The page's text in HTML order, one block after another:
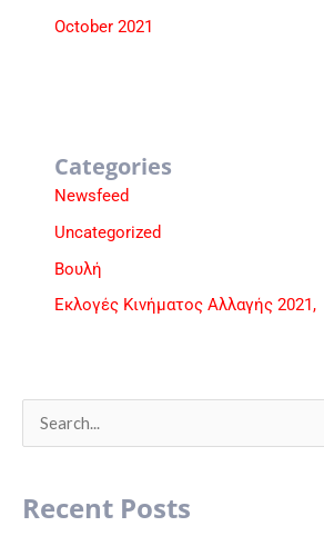
October 2021
Categories
Newsfeed
Uncategorized
Βουλή
Εκλογές Κινήματος Αλλαγής 2021,
Recent Posts